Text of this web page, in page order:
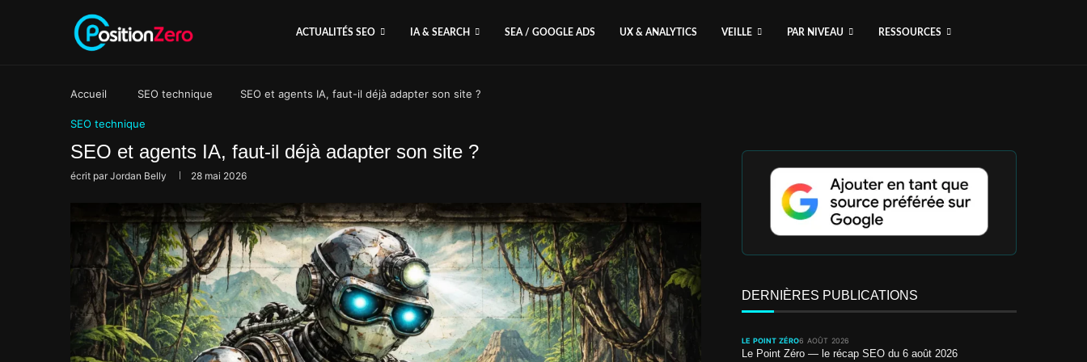
ACTUALITÉS SEO IA & SEARCH SEA / GOOGLE ADS UX & ANALYTICS VEILLE PAR NIVEAU RESSOURCES
Accueil SEO technique SEO et agents IA, faut-il déjà adapter son site ?
SEO technique
SEO et agents IA, faut-il déjà adapter son site ?
écrit parJordan Belly 28 mai 2026
DERNIÈRES PUBLICATIONS
LE POINT ZÉRO6 AOÛT 2026
Le Point Zéro — le récap SEO du 6 août 2026